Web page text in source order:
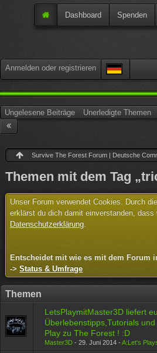
Anmelden oder registrieren
Dashboard Spenden
Ungelesene Beiträge Unerledigte Themen
Survive The Forest Forum | Deutsche
Themen mit dem Tag
Unser Forum verwendet Cookies. Durch
erklärst du dich damit einverstanden, dass
Datenschutzerklärung.
Entscheidet mit wie es mit dem Forum
->Status & Umfrage
Themen
LetsPlaymitMaster3D liefert
Überlebenstipps,Tutorials
Play zu The Forest ! :D
Master3D -29. Juni 2014 -A:Let's